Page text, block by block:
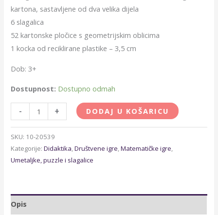
kartona, sastavljene od dva velika dijela
6 slagalica
52 kartonske pločice s geometrijskim oblicima
1 kocka od reciklirane plastike – 3,5 cm
Dob: 3+
Dostupnost: Dostupno odmah
- + DODAJ U KOŠARICU
SKU: 10-20539
Kategorije:Didaktika,Društvene igre,Matematičke igre,
Umetaljke, puzzle i slagalice
Opis